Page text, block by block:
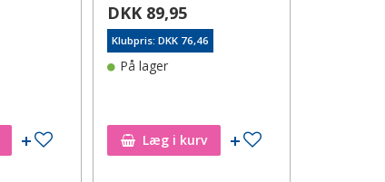
Tilføj til ønskeseddel
DKK 89,95
Klubpris: DKK 76,46
På lager
Læg i kurv Tilføj til ønskeseddel